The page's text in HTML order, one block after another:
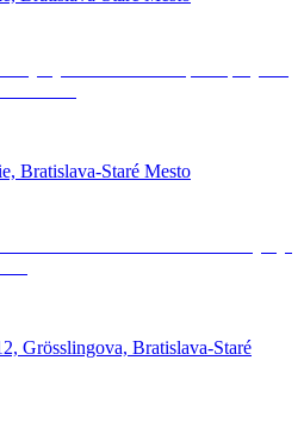
Bratislava-Staré Mesto
Grösslingova, Bratislava-Staré